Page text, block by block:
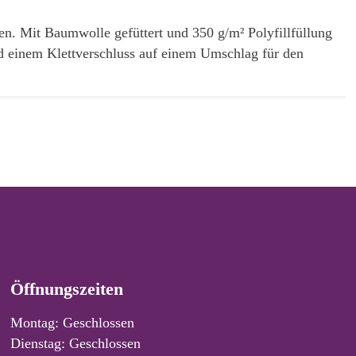
Mit Baumwolle gefüttert und 350 g/m² Polyfillfüllung
einem Klettverschluss auf einem Umschlag für den
Öffnungszeiten
Montag: Geschlossen
Dienstag: Geschlossen